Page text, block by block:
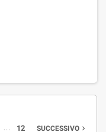
… 12 SUCCESSIVO 